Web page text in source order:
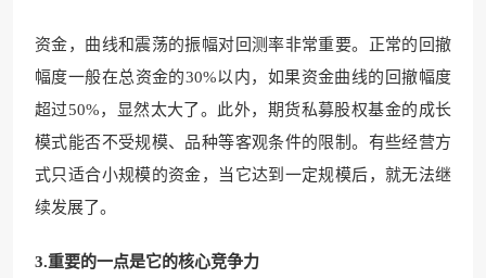
资金，曲线和震荡的振幅对回测率非常重要。正常的回撤
幅度一般在总资金的30%以内，如果资金曲线的回撤幅度
超过50%，显然太大了。此外，期货私募股权基金的成长
模式能否不受规模、品种等客观条件的限制。有些经营方
式只适合小规模的资金，当它达到一定规模后，就无法继
续发展了。
3.重要的一点是它的核心竞争力